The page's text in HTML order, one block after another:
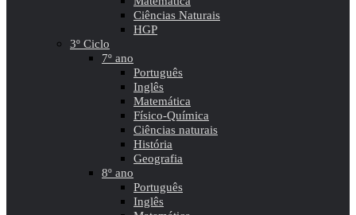
Ciências Naturais
HGP
3º Ciclo
7º ano
Português
Inglês
Matemática
Físico-Química
Ciências naturais
História
Geografia
8º ano
Português
Inglês